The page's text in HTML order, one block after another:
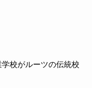
校がルーツの伝統校